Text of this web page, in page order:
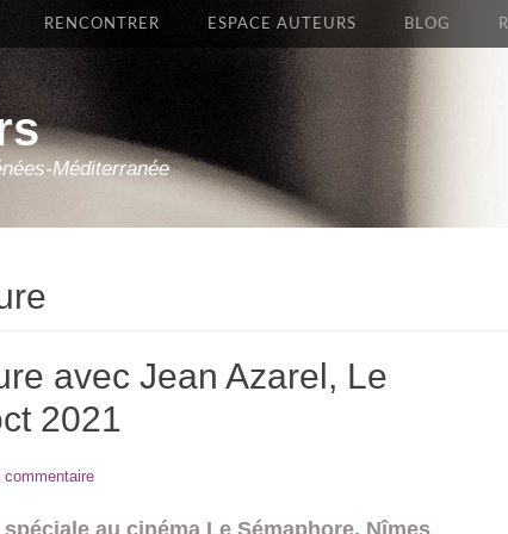
Méditerranée
RENCONTRER ESPACE AUTEURS BLOG
avec Jean Azarel, Le
2021
commentaire
spéciale au cinéma Le Sémaphore, Nîmes